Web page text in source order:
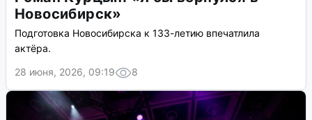
Новосибирск»
Подготовка Новосибирска к 133-летию впечатлила
актёра.
28 июня, 2026, 09:19
8